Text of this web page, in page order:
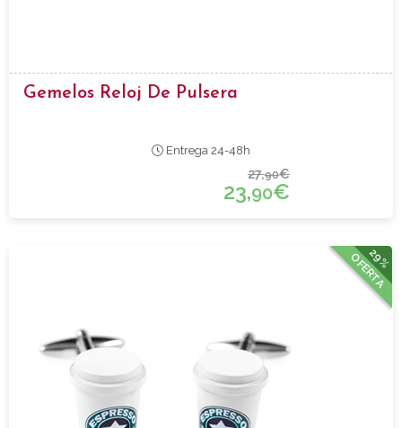
Gemelos Reloj De Pulsera
Entrega 24-48h
27,90€
23,90€
29%
OFERTA